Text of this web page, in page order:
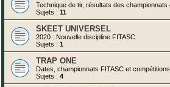
Technique de tir, résultats des championnats
Sujets : 11
SKEET UNIVERSEL
2020 : Nouvelle discipline FITASC
Sujets : 1
TRAP ONE
Dates, championnats FITASC et
Sujets : 4